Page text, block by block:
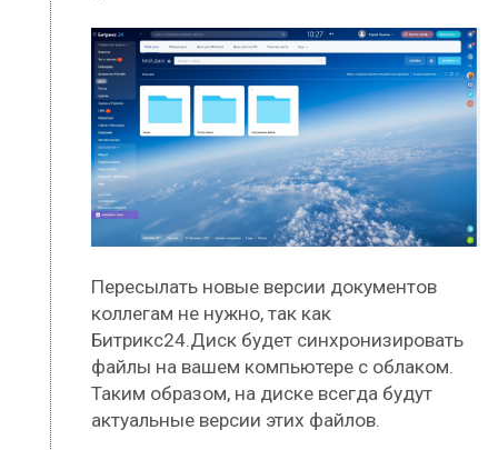
Пересылать новые версии документов
коллегам не нужно, так как
Битрикс24.Диск будет синхронизировать
файлы на вашем компьютере с облаком.
Таким образом, на диске всегда будут
актуальные версии этих файлов.